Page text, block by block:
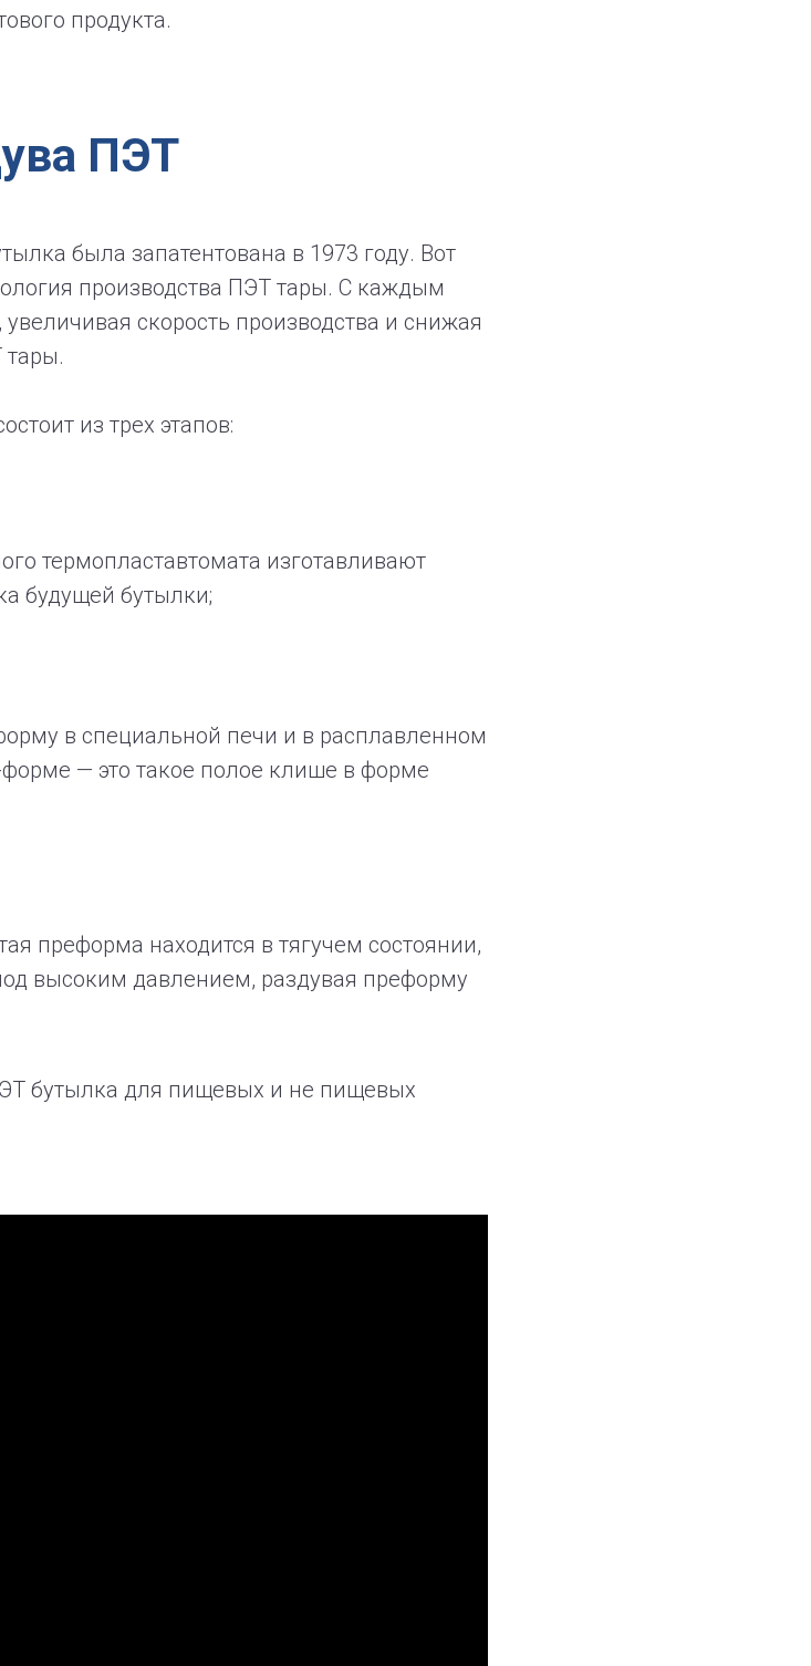
продукта.
ПЭТ
была запатентована в 1973 году. Вот
производства ПЭТ тары. С каждым
скорость производства и снижая
тары.
из трех этапов:
термопластавтомата изготавливают
будущей бутылки;
в специальной печи и в расплавленном
— это такое полое клише в форме
преформа находится в тягучем состоянии,
высоким давлением, раздувая преформу
бутылка для пищевых и не пищевых